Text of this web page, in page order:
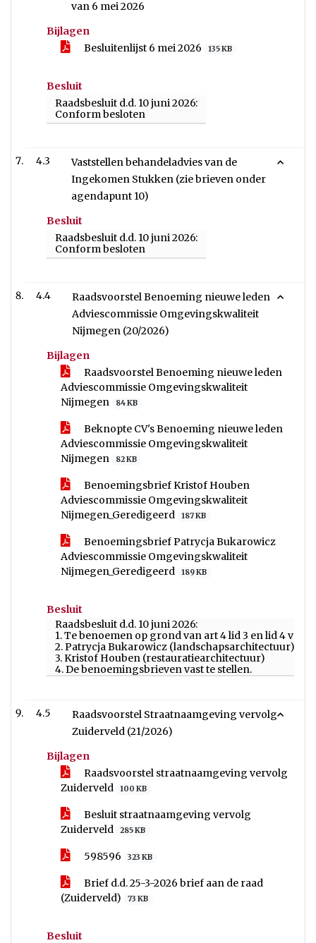
van 6 mei 2026
Bijlagen
Besluitenlijst 6 mei 2026
135 KB
Besluit
Raadsbesluit d.d. 10 juni 2026:
Conform besloten
4.3
Vaststellen behandeladvies van de
Ingekomen Stukken (zie brieven onder
agendapunt 10)
Besluit
Raadsbesluit d.d. 10 juni 2026:
Conform besloten
4.4
Raadsvoorstel Benoeming nieuwe leden
Adviescommissie Omgevingskwaliteit
Nijmegen (20/2026)
Bijlagen
Raadsvoorstel Benoeming nieuwe leden
Adviescommissie Omgevingskwaliteit
Nijmegen
84 KB
Beknopte CV's Benoeming nieuwe leden
Adviescommissie Omgevingskwaliteit
Nijmegen
82 KB
Benoemingsbrief Kristof Houben
Adviescommissie Omgevingskwaliteit
Nijmegen_Geredigeerd
187 KB
Benoemingsbrief Patrycja Bukarowicz
Adviescommissie Omgevingskwaliteit
Nijmegen_Geredigeerd
189 KB
Besluit
Raadsbesluit d.d. 10 juni 2026:
1. Te benoemen op grond van art 4 lid 3 en lid 4
2. Patrycja Bukarowicz (landschapsarchitectuur) en
3. Kristof Houben (restauratiearchitectuur)
4. De benoemingsbrieven vast te stellen.
4.5
Raadsvoorstel Straatnaamgeving vervolg
Zuiderveld (21/2026)
Bijlagen
Raadsvoorstel straatnaamgeving vervolg
Zuiderveld
100 KB
Besluit straatnaamgeving vervolg
Zuiderveld
285 KB
598596 323 KB
Brief d.d. 25-3-2026 brief aan de raad
(Zuiderveld)
73 KB
Besluit